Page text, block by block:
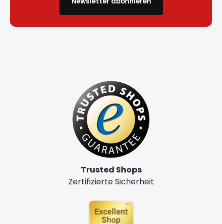
Trusted Shops
Zertifizierte Sicherheit